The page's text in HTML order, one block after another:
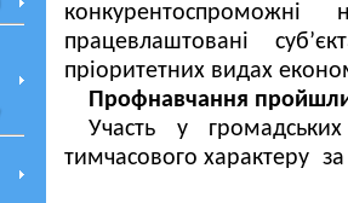
працевлаштовані
пріоритетних видах
Профнавчання
Участь у
тимчасового характеру за